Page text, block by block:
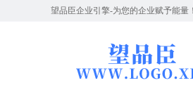
望品臣企业引擎-为您的企业赋予能量！